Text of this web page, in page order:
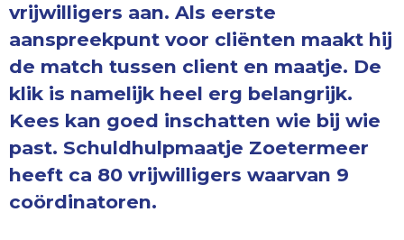
vrijwilligers aan. Als eerste
aanspreekpunt voor cliënten maakt hij
de match tussen client en maatje. De
klik is namelijk heel erg belangrijk.
Kees kan goed inschatten wie bij wie
past. Schuldhulpmaatje Zoetermeer
heeft ca 80 vrijwilligers waarvan 9
coördinatoren.